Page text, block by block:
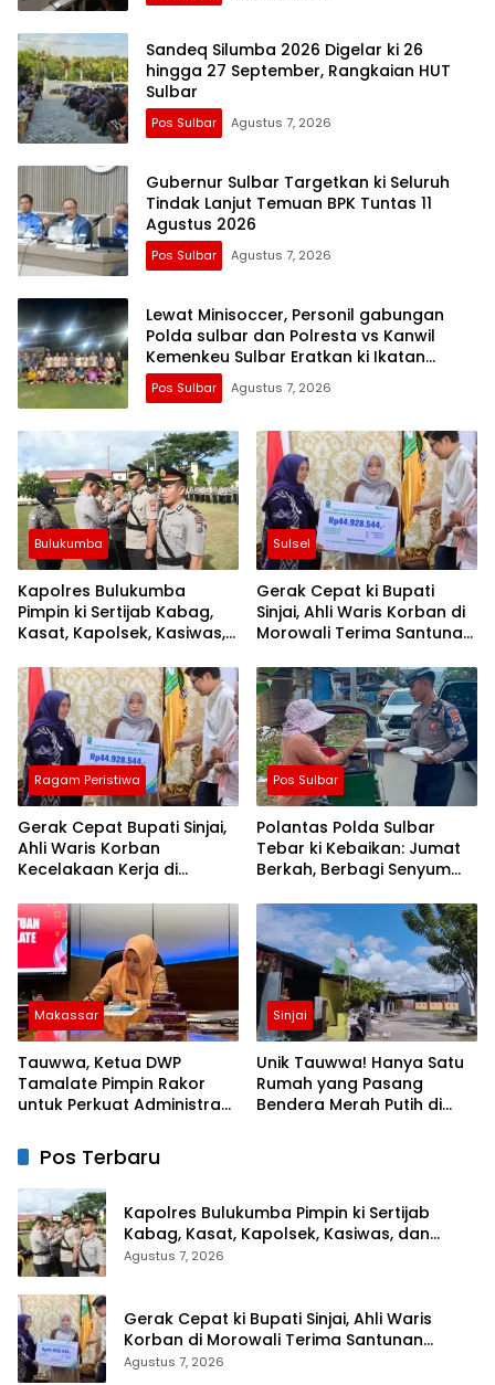
Sandeq Silumba 2026 Digelar ki 26
hingga 27 September, Rangkaian HUT
Sulbar
Pos Sulbar Agustus 7, 2026
Gubernur Sulbar Targetkan ki Seluruh
Tindak Lanjut Temuan BPK Tuntas 11
Agustus 2026
Pos Sulbar Agustus 7, 2026
Lewat Minisoccer, Personil gabungan
Polda sulbar dan Polresta vs Kanwil
Kemenkeu Sulbar Eratkan ki Ikatan
Persaudaraan
Pos Sulbar Agustus 7, 2026
Bulukumba
Kapolres Bulukumba
Pimpin ki Sertijab Kabag,
Kasat, Kapolsek, Kasiwas,
Sulsel
Gerak Cepat ki Bupati
Sinjai, Ahli Waris Korban di
Morowali Terima Santunan
Ketenagakerjaan
Ragam Peristiwa
Gerak Cepat Bupati Sinjai,
Ahli Waris Korban
Kecelakaan Kerja di
BPJS Ketenagakerjaan
Pos Sulbar
Polantas Polda Sulbar
Tebar ki Kebaikan: Jumat
Berkah, Berbagi Senyum
Makassar
Tauwwa, Ketua DWP
Tamalate Pimpin Rakor
untuk Perkuat Administrasi
Sinjai
Unik Tauwwa! Hanya Satu
Rumah yang Pasang
Bendera Merah Putih di
Pos Terbaru
Kapolres Bulukumba Pimpin ki Sertijab
Kabag, Kasat, Kapolsek, Kasiwas, dan
Pelantikan Kasi Humas
Agustus 7, 2026
Gerak Cepat ki Bupati Sinjai, Ahli Waris
Korban di Morowali Terima Santunan
Kematian dari BPJS Ketenagakerjaan
Agustus 7, 2026